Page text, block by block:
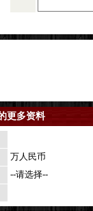
更多资料
万人民币
--请选择--